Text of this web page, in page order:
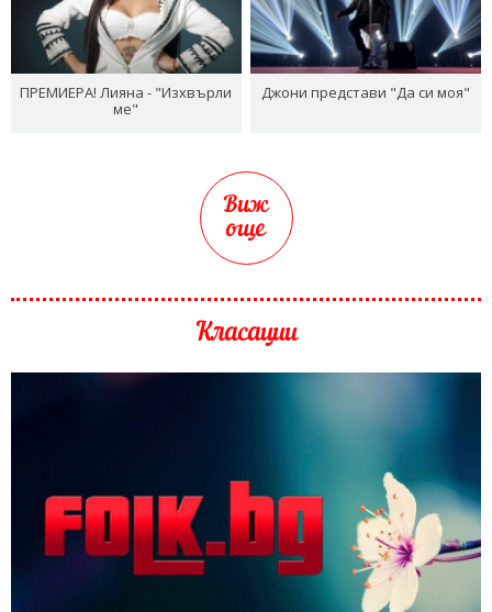
ПРЕМИЕРА! Лияна - "Изхвърли
ме"
Джони представи "Да си моя"
Виж
още
Класации